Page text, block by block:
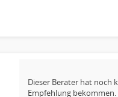
Dieser Berater hat noch
Empfehlung bekommen.